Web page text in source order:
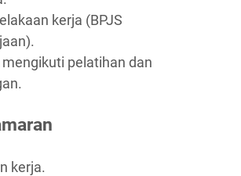
kerja (BPJS
pelatihan dan
kerja.